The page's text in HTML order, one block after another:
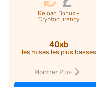
Reload Bonus -
Cryptocurrency
40xb
les mises les plus basses
Montrer Plus